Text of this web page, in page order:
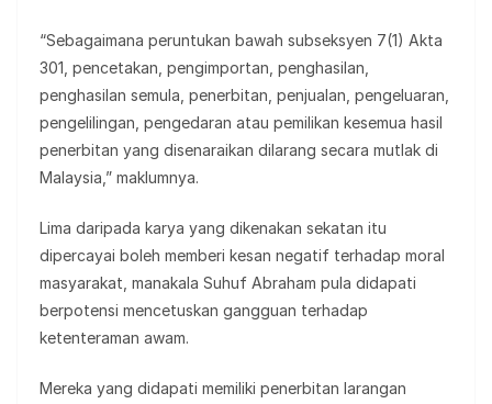
“Sebagaimana peruntukan bawah subseksyen 7(1) Akta
301, pencetakan, pengimportan, penghasilan,
penghasilan semula, penerbitan, penjualan, pengeluaran,
pengelilingan, pengedaran atau pemilikan kesemua hasil
penerbitan yang disenaraikan dilarang secara mutlak di
Malaysia,” maklumnya.
Lima daripada karya yang dikenakan sekatan itu
dipercayai boleh memberi kesan negatif terhadap moral
masyarakat, manakala Suhuf Abraham pula didapati
berpotensi mencetuskan gangguan terhadap
ketenteraman awam.
Mereka yang didapati memiliki penerbitan larangan